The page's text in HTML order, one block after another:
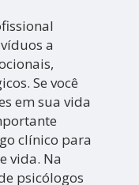
a
Se você
em sua vida
clínico para
vida. Na
psicólogos